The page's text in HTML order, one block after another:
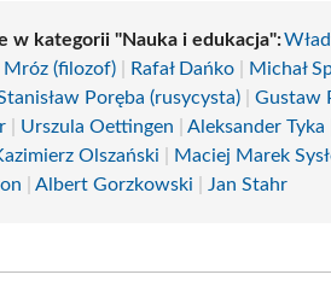
w kategorii "Nauka i edukacja":
Mróz (filozof) Rafał Dańko Michał
Poręba (rusycysta) |Gustaw
Urszula Oettingen |Aleksander Tyka
Olszański Maciej Marek
|Albert Gorzkowski Jan Stahr